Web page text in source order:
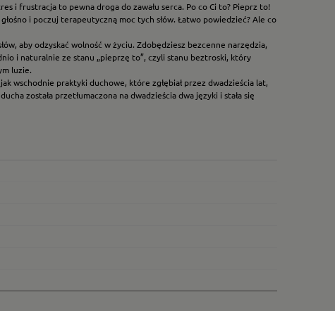
i frustracja to pewna droga do zawału serca. Po co Ci to? Pieprz to!
i poczuj terapeutyczną moc tych słów. Łatwo powiedzieć? Ale co
aby odzyskać wolność w życiu. Zdobędziesz bezcenne narzędzia,
i naturalnie ze stanu „pieprzę to”, czyli stanu beztroski, który
luzie.
wschodnie praktyki duchowe, które zgłębiał przez dwadzieścia lat,
została przetłumaczona na dwadzieścia dwa języki i stała się